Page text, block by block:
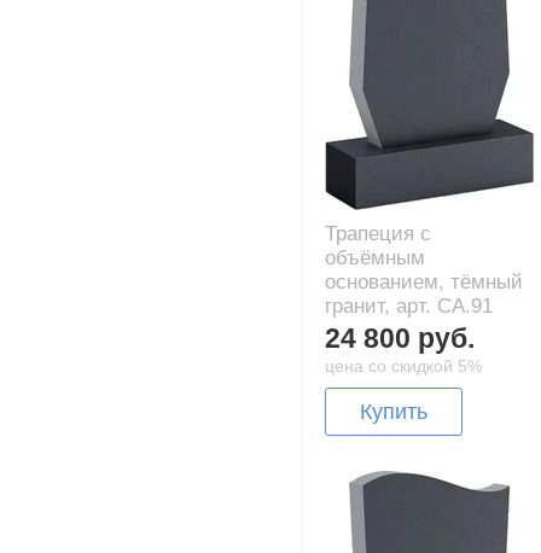
Трапеция с
объёмным
основанием, тёмный
гранит, арт. CA.91
24 800 руб.
цена со скидкой 5%
Купить